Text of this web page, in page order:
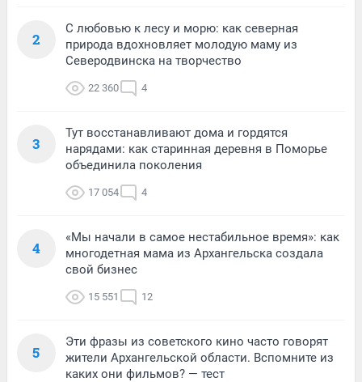
2
С любовью к лесу и морю: как северная
природа вдохновляет молодую маму из
Северодвинска на творчество
22 360 4
3
Тут восстанавливают дома и гордятся
нарядами: как старинная деревня в Поморье
объединила поколения
17 054 4
4
«Мы начали в самое нестабильное время»: как
многодетная мама из Архангельска создала
свой бизнес
15 551 12
5
Эти фразы из советского кино часто говорят
жители Архангельской области. Вспомните из
каких они фильмов? — тест